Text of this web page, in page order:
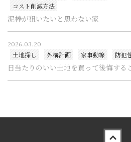
コスト削減方法
泥棒が狙いたいと思わない家
2026.03.20
土地探し
外構計画 家事動線 防犯
日当たりのいい土地を買って後悔する